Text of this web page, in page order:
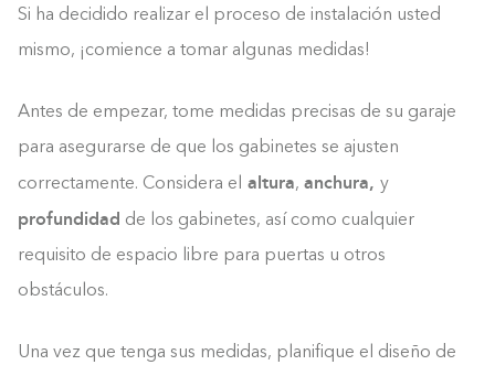
Si ha decidido realizar el proceso de instalación usted
mismo, ¡comience a tomar algunas medidas!
Antes de empezar, tome medidas precisas de su garaje
para asegurarse de que los gabinetes se ajusten
correctamente. Considera el altura, anchura, y
profundidad de los gabinetes, así como cualquier
requisito de espacio libre para puertas u otros
obstáculos.
Una vez que tenga sus medidas, planifique el diseño de